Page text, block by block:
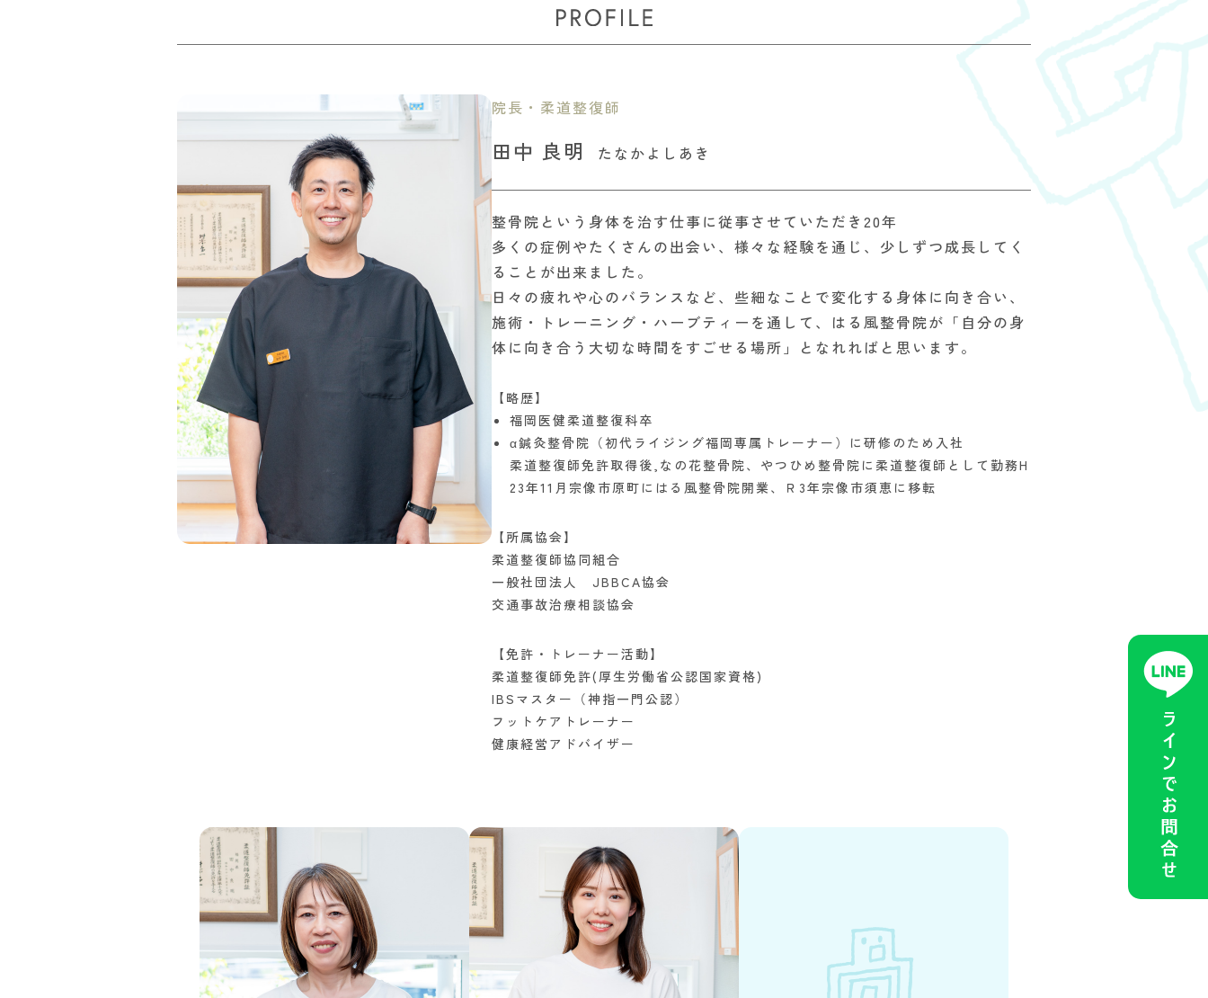
院長・柔道整復師
田中 良明 たなかよしあき
整骨院という身体を治す仕事に従事させていただき20年
多くの症例やたくさんの出会い、様々な経験を通じ、少しずつ成長してく
ることが出来ました。
日々の疲れや心のバランスなど、些細なことで変化する身体に向き合い、
施術・トレーニング・ハーブティーを通して、はる風整骨院が「自分の身
体に向き合う大切な時間をすごせる場所」となれればと思います。
【略歴】
福岡医健柔道整復科卒
α鍼灸整骨院（初代ライジング福岡専属トレーナー）に研修のため入社
柔道整復師免許取得後,なの花整骨院、やつひめ整骨院に柔道整復師として勤務H
23年11月宗像市原町にはる風整骨院開業、Ｒ3年宗像市須恵に移転
【所属協会】
柔道整復師協同組合
一般社団法人 JBBCA協会
交通事故治療相談協会
【免許・トレーナー活動】
柔道整復師免許(厚生労働省公認国家資格)
IBSマスター（神指一門公認）
フットケアトレーナー
健康経営アドバイザー